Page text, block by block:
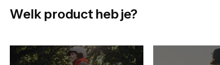
Welk product heb je?